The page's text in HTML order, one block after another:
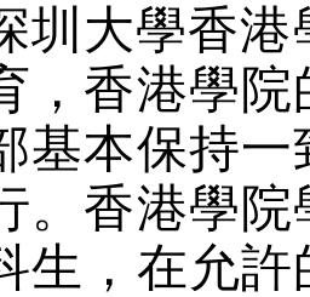
圳大學香
，香港學
基本保持
。香港學
生，在允